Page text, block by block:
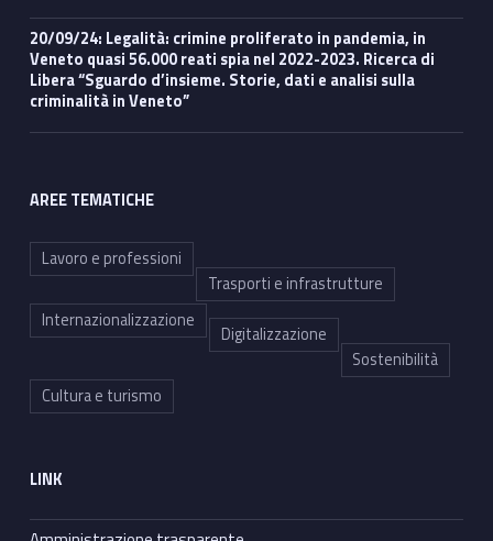
20/09/24: Legalità: crimine proliferato in pandemia, in
Veneto quasi 56.000 reati spia nel 2022-2023. Ricerca di
Libera “Sguardo d’insieme. Storie, dati e analisi sulla
criminalità in Veneto”
AREE TEMATICHE
Lavoro e professioni
Trasporti e infrastrutture
Internazionalizzazione
Digitalizzazione
Sostenibilità
Cultura e turismo
LINK